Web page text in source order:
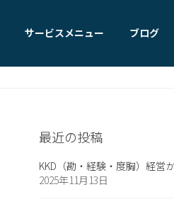
サービスメニュー ブログ
最近の投稿
KKD（勘・経験・度胸）経営
2025年11月13日